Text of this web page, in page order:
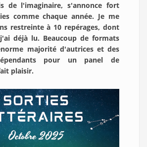
de l'imaginaire, s'annonce fort
comme chaque année. Je me
restreinte à 10 repérages, dont
déjà lu. Beaucoup de formats
majorité d'autrices et des
pour un panel de
plaisir.